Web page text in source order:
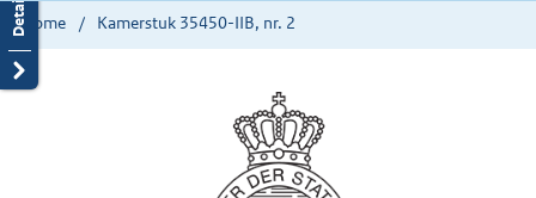
Home Kamerstuk 35450-IIB, nr. 2